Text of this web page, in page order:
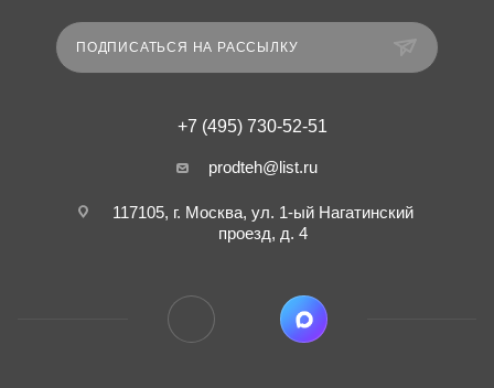
ПОДПИСАТЬСЯ НА РАССЫЛКУ
+7 (495) 730-52-51
prodteh@list.ru
117105, г. Москва, ул. 1-ый Нагатинский
проезд, д. 4